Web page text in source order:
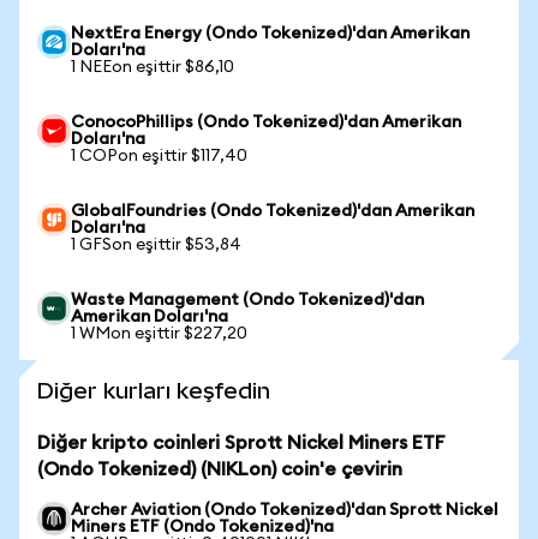
NextEra Energy (Ondo Tokenized)'dan Amerikan
Doları'na
1 NEEon eşittir $86,10
ConocoPhillips (Ondo Tokenized)'dan Amerikan
Doları'na
1 COPon eşittir $117,40
GlobalFoundries (Ondo Tokenized)'dan Amerikan
Doları'na
1 GFSon eşittir $53,84
Waste Management (Ondo Tokenized)'dan
Amerikan Doları'na
1 WMon eşittir $227,20
Diğer kurları keşfedin
Diğer kripto coinleri Sprott Nickel Miners ETF
(Ondo Tokenized) (NIKLon) coin'e çevirin
Archer Aviation (Ondo Tokenized)'dan Sprott Nickel
Miners ETF (Ondo Tokenized)'na